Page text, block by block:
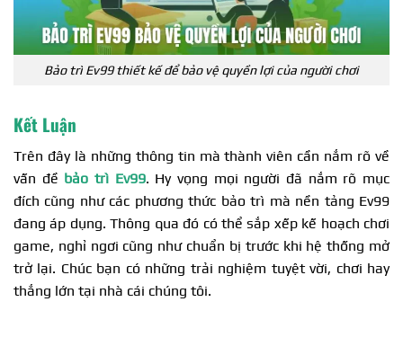
Bảo trì Ev99 thiết kế để bảo vệ quyền lợi của người chơi
Kết Luận
Trên đây là những thông tin mà thành viên cần nắm rõ về
vấn đề bảo trì Ev99. Hy vọng mọi người đã nắm rõ mục
đích cũng như các phương thức bảo trì mà nền tảng Ev99
đang áp dụng. Thông qua đó có thể sắp xếp kế hoạch chơi
game, nghỉ ngơi cũng như chuẩn bị trước khi hệ thống mở
trở lại. Chúc bạn có những trải nghiệm tuyệt vời, chơi hay
thắng lớn tại nhà cái chúng tôi.